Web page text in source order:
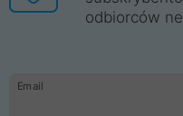
odbiorców
Email